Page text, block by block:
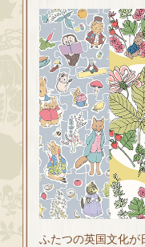
ふたつの英国文化が